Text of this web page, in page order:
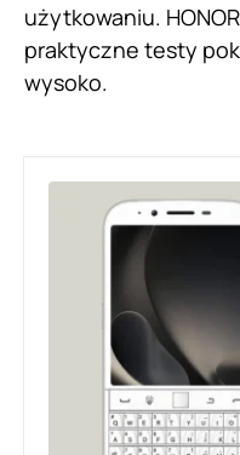
użytkowaniu.
praktyczne testy
wysoko.